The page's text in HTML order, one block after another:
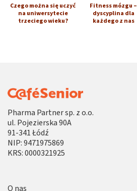
Czego można się uczyć
na uniwersytecie
trzeciego wieku?
Fitness mózgu –
dyscyplina dla
każdego z nas
Pharma Partner sp. z o.o.
ul. Pojezierska 90A
91-341 Łódź
NIP: 9471975869
KRS: 0000321925
O nas